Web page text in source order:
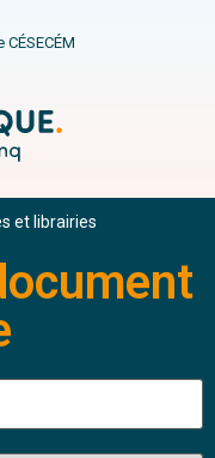
CÉSECÉM
et librairies